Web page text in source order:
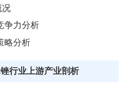
况
争力分析
略分析
行业上游产业剖析